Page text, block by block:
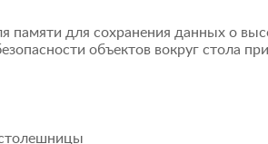
памяти для сохранения данных о
объектов вокруг стола